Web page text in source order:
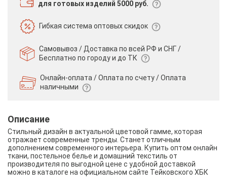
для готовых изделий 5000 руб.
Гибкая системаоптовых скидок
Самовывоз / Доставка по всей РФ и СНГ /
Бесплатно по городу и до ТК
Онлайн-оплата / Оплата по счету /Оплата
наличными
Описание
Стильный дизайн в актуальной цветовой гамме, которая
отражает современные тренды. Станет отличным
дополнением современного интерьера. Купить оптом онлайн
ткани, постельное белье и домашний текстиль от
производителя по выгодной цене с удобной доставкой
можно в каталоге на официальном сайте Тейковского ХБК